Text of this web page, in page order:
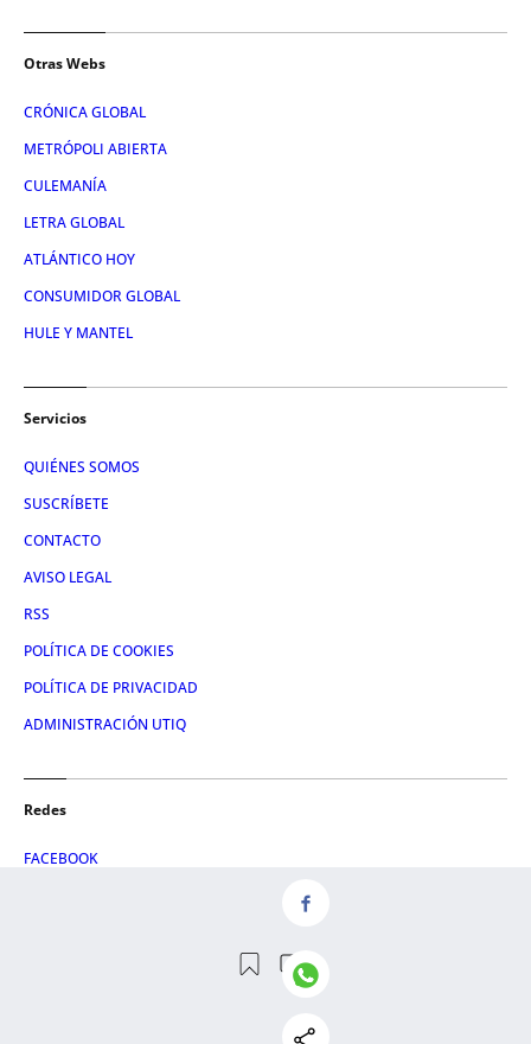
Otras Webs
CRÓNICA GLOBAL
METRÓPOLI ABIERTA
CULEMANÍA
LETRA GLOBAL
ATLÁNTICO HOY
CONSUMIDOR GLOBAL
HULE Y MANTEL
Servicios
QUIÉNES SOMOS
SUSCRÍBETE
CONTACTO
AVISO LEGAL
RSS
POLÍTICA DE COOKIES
POLÍTICA DE PRIVACIDAD
ADMINISTRACIÓN UTIQ
Redes
FACEBOOK